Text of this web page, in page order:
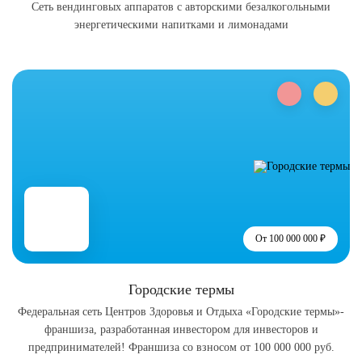
Сеть вендинговых аппаратов с авторскими безалкогольными
энергетическими напитками и лимонадами
От 100 000 000 ₽
Городские термы
Федеральная сеть Центров Здоровья и Отдыха «Городские термы»-
франшиза, разработанная инвестором для инвесторов и
предпринимателей! Франшиза со взносом от 100 000 000 руб.